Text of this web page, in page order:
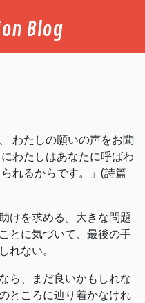
Blog
わたしの願いの声をお聞
わたしはあなたに呼ばわ
れるからです。」(‭‭詩篇‬
けを求める。大きな問題
とに気づいて、最後の手
れない。
ら、まだ良いかもしれな
ところに辿り着かなけれ